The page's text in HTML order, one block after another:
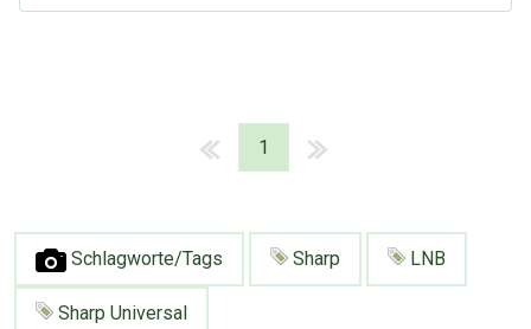
1
Schlagworte/Tags Sharp LNB
Sharp Universal